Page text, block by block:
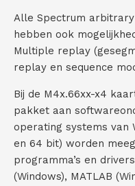
Alle Spectrum
hebben ook
Multiple replay
replay en sequence
Bij de M4x.66xx-x4
pakket aan
operating systems van
en 64 bit) worden
programma’s en
(Windows), MATLAB